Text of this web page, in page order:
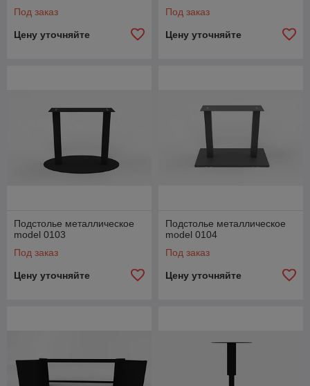
Под заказ
Цену уточняйте
Под заказ
Цену уточняйте
Подстолье металлическое
model 0103
Под заказ
Цену уточняйте
Подстолье металлическое
model 0104
Под заказ
Цену уточняйте